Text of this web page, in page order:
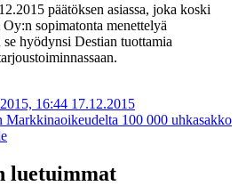
päätöksen asiassa, joka koski
sopimatonta menettelyä
hyödynsi Destian tuottamia
16:44 17.12.2015
Markkinaoikeudelta 100 000 uhkasakko
luetuimmat